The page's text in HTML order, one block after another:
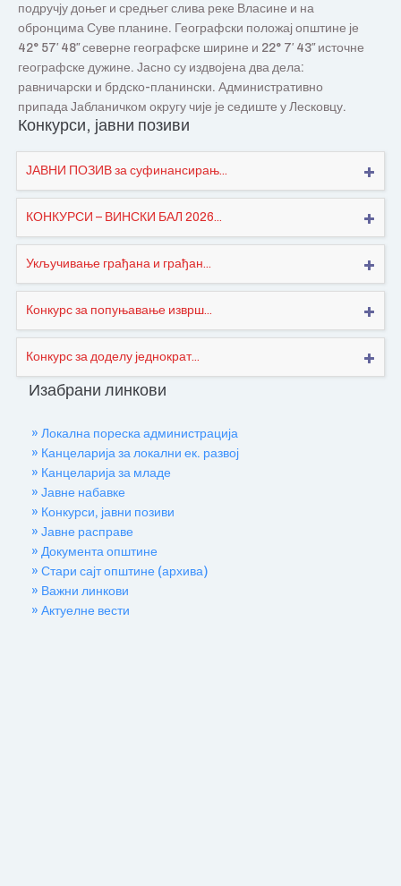
подручју доњег и средњег слива реке Власине и на
обронцима Суве планине. Географски положај општине је
42° 57′ 48″ северне географске ширине и 22° 7′ 43″ источне
географске дужине. Јасно су издвојена два дела:
равничарски и брдско-планински. Административно
припада Јабланичком округу чије је седиште у Лесковцу.
Конкурси, јавни позиви
ЈАВНИ ПОЗИВ за суфинансирањ...
КОНКУРСИ – ВИНСКИ БАЛ 2026...
Укључивање грађана и грађан...
Конкурс за попуњавање изврш...
Конкурс за доделу једнократ...
Изабрани линкови
» Локална пореска администрација
» Канцеларија за локални ек. развој
» Канцеларија за младе
» Јавне набавке
» Конкурси, јавни позиви
» Јавне расправе
» Документа општине
» Стари сајт општине (архива)
» Важни линкови
» Актуелне вести